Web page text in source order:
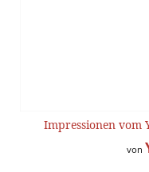
Impressionen vom
von